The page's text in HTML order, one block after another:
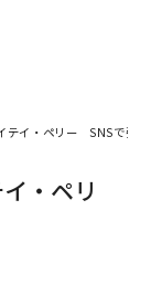
テイ・ペリー SNSで強
・ペリ